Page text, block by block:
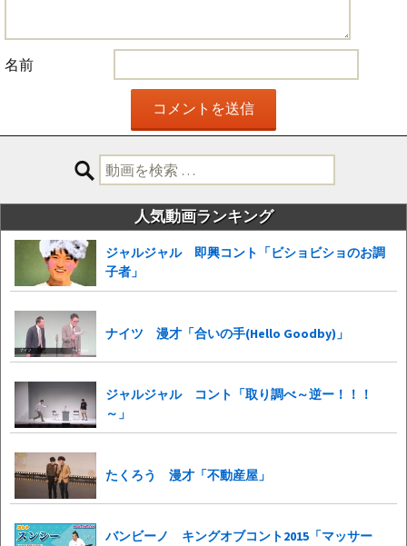
名前
検
索:
人気動画ランキング
ジャルジャル 即興コント「ビショビショのお調
子者」
ナイツ 漫才「合いの手(Hello Goodby)」
ジャルジャル コント「取り調べ～逆ー！！！
～」
たくろう 漫才「不動産屋」
バンビーノ キングオブコント2015「マッサー